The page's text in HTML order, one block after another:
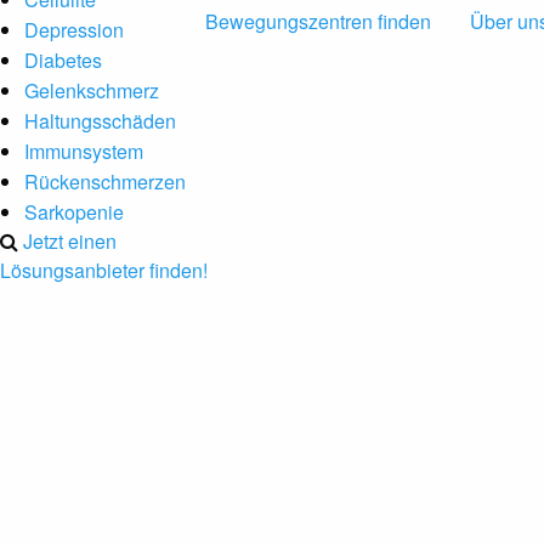
Depression
Diabetes
Gelenkschmerz
Haltungsschäden
Immunsystem
Rückenschmerzen
Sarkopenie
Bewegungszentren finden Über
Jetzt einen
Lösungsanbieter finden!